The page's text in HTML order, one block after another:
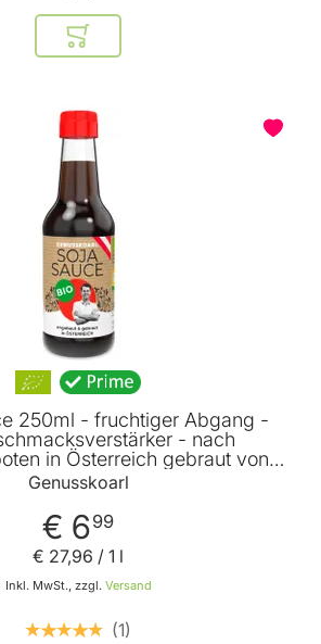
In den Warenkorb
250ml - fruchtiger Abgang -
- nach
in Österreich gebraut von
Genusskoarl
Genusskoarl
€ 699
Inkl. MwSt., zzgl. Versand
€ 27,96 / 1 l
1